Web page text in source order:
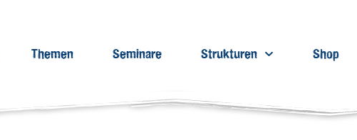
Themen Seminare Strukturen Shop